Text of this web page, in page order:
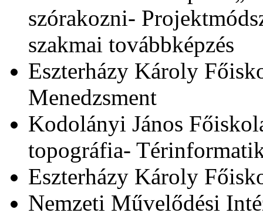
szórakozni-
szakmai továbbképzés
Eszterházy Károly
Menedzsment
Kodolányi János
topográfia-
Eszterházy Károly
Nemzeti Művelődési